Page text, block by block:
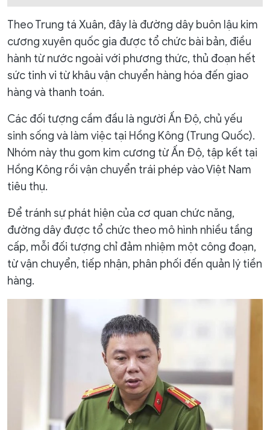
Theo Trung tá Xuân, đây là đường dây buôn lậu kim
cương xuyên quốc gia được tổ chức bài bản, điều
hành từ nước ngoài với phương thức, thủ đoạn hết
sức tinh vi từ khâu vận chuyển hàng hóa đến giao
hàng và thanh toán.
Các đối tượng cầm đầu là người Ấn Độ, chủ yếu
sinh sống và làm việc tại Hồng Kông (Trung Quốc).
Nhóm này thu gom kim cương từ Ấn Độ, tập kết tại
Hồng Kông rồi vận chuyển trái phép vào Việt Nam
tiêu thụ.
Để tránh sự phát hiện của cơ quan chức năng,
đường dây được tổ chức theo mô hình nhiều tầng
cấp, mỗi đối tượng chỉ đảm nhiệm một công đoạn,
từ vận chuyển, tiếp nhận, phân phối đến quản lý tiền
hàng.